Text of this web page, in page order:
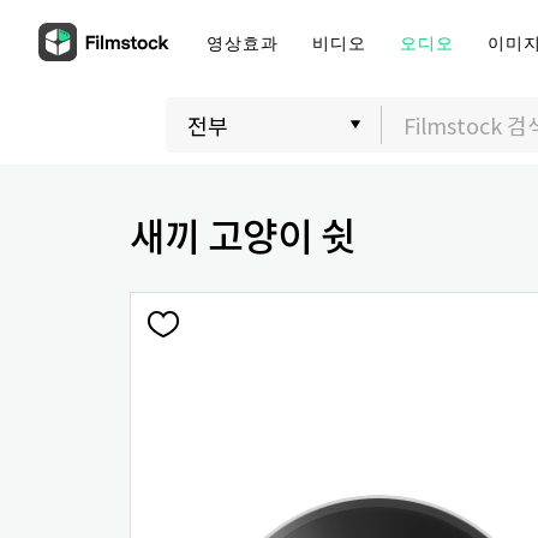
영상효과 비디오 오디오 이미
새끼 고양이 쉿